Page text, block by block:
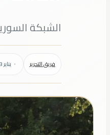
الشبكة
فريق التحرير يناير 3, 2024